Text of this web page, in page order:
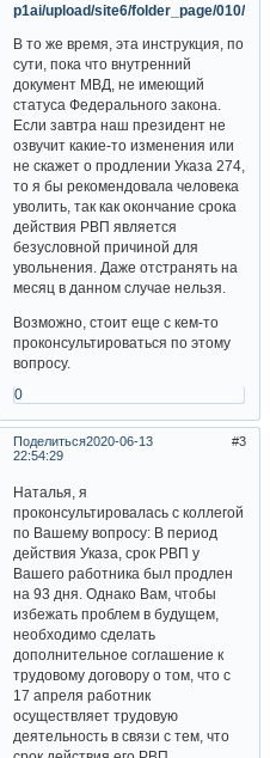
p1ai/upload/site6/folder_page/010/
В то же время, эта инструкция, по
сути, пока что внутренний
документ МВД, не имеющий
статуса Федерального закона.
Если завтра наш президент не
озвучит какие-то изменения или
не скажет о продлении Указа 274,
то я бы рекомендовала человека
уволить, так как окончание срока
действия РВП является
безусловной причиной для
увольнения. Даже отстранять на
месяц в данном случае нельзя.
Возможно, стоит еще с кем-то
проконсультироваться по этому
вопросу.
0
Поделиться 3
2020-06-13
22:54:29
Наталья, я
проконсультировалась с коллегой
по Вашему вопросу: В период
действия Указа, срок РВП у
Вашего работника был продлен
на 93 дня. Однако Вам, чтобы
избежать проблем в будущем,
необходимо сделать
дополнительное соглашение к
трудовому договору о том, что с
17 апреля работник
осуществляет трудовую
деятельность в связи с тем, что